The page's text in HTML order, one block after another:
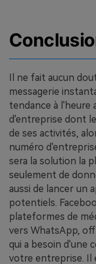
Il ne fait aucun
messagerie
tendance à l'heure
d'entreprise dont
de ses activités,
numéro
sera la solution la
seulement de
aussi de lancer un
potentiels.
plateformes de
vers WhatsApp,
qui a besoin d'une
votre entreprise. Il